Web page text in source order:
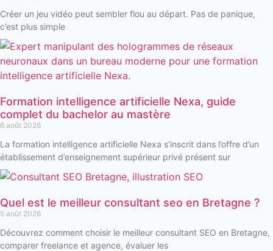
Créer un jeu vidéo peut sembler flou au départ. Pas de panique,
c’est plus simple
Formation intelligence artificielle Nexa, guide
complet du bachelor au mastère
6 août 2026
La formation intelligence artificielle Nexa s’inscrit dans l’offre d’un
établissement d’enseignement supérieur privé présent sur
Quel est le meilleur consultant seo en Bretagne ?
5 août 2026
Découvrez comment choisir le meilleur consultant SEO en Bretagne,
comparer freelance et agence, évaluer les